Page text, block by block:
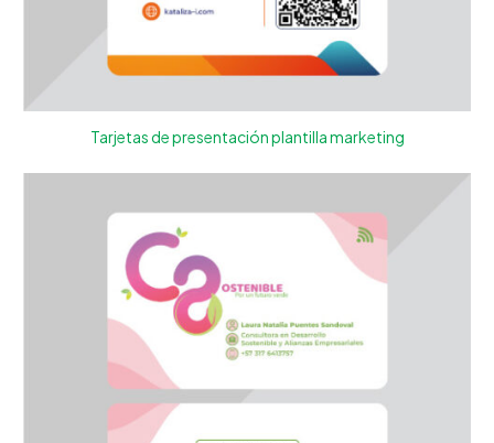
Tarjetas de presentación plantilla marketing